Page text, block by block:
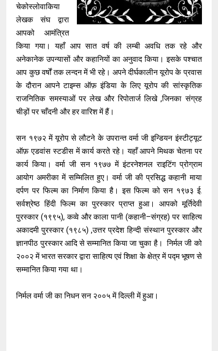
चेकोस्लोवाकिया
लेखक संघ द्वारा
आपको आमंत्रित
किया गया। यहाँ आप सात वर्ष की लम्बी अवधि तक रहे और
अनेकानेक उपन्यासों और कहानियों का अनुवाद किया। इसके पश्चात
आप कुछ वर्षों तक लन्दन में भी रहे। अपने दीर्घकालीन यूरोप के प्रवास
के दौरान आपने टाइम्स ऑफ़ इंडिया के लिए यूरोप की सांस्कृतिक
राजनितिक समस्याओं पर लेख और रिपोतार्ज लिखे ,जिनका संग्रह
चीड़ों पर चाँदनी और हर वारिश में हैं।
सन १९७२ में यूरोप से लौटने के उपरान्त वर्मा जी इन्डियन इंस्टीट्यूट
ऑफ़ एडवांस स्टडीस में कार्य करते रहे। यहाँ आपने मिथक चेतना पर
कार्य किया। वर्मा जी सन १९७७ में इंटरनेशनल राइटिंग प्रोग्राम
आयोग अमरीका में सम्मिलित हुए। वर्मा जी की प्रसिद्ध कहानी माया
दर्पण पर फिल्म का निर्माण किया है। इस फिल्म को सन १९७३ ई.
सर्वश्रेष्ठ हिंदी फिल्म का पुरस्कार प्राप्त हुआ। आपको मूर्तिदेवी
पुरस्कार (१९९५), कव्वे और काला पानी (कहानी–संग्रह) पर साहित्य
अकादमी पुरस्कार (१९८५) ,उत्तर प्रदेश हिन्दी संस्थान पुरस्कार और
ज्ञानपीठ पुरस्कार आदि से सम्मानित किया जा चुका है। निर्मल जी को
२००२ में भारत सरकार द्वारा साहित्य एवं शिक्षा के क्षेत्र में पद्म भूषण से
सम्मानित किया गया था।
निर्मल वर्मा जी का निधन सन २००५ में दिल्ली में हुआ।